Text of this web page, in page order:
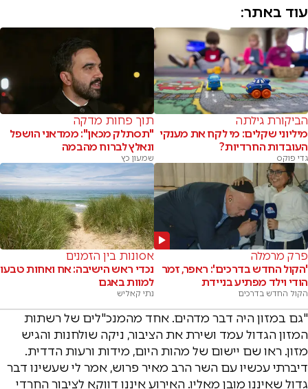
עוד באתר:
הביקורת גילתה
מיליוני שקלים: מי לקח את מענקי
העובדות החרדיות?
גדי פוקס
תוך פחות מדקה
"תסתלק מכאן": ממדאני הושפל
ונאלץ לברוח מהבמה
שמעון כץ
פרק מרמלה
'הקול החדש בדרכים': ראפר, זמר
הודי וילד מפתיע בניידת
הקול החדש בדרכים
אסונות בין הזמנים
נכדי ראש הישיבה: אח ואחות טבעו
למוות באגם
נתי קאליש
"גם במזון היה דבר מדהים. אחד מהמנכ"לים של רשתות
המזון הגדול עמד ושירת את הציבור, ניקה שולחנות והגיש
מזון. ראו שם יישום של מהות היום, מידות ורעות הדדית.
דיברתי עכשיו עם השר הרב מאיר פרוש, אמר לי שעשינו דבר
גדול שאיננו מובן מאליו. האירוע איננו דווקא לציבור החרדי